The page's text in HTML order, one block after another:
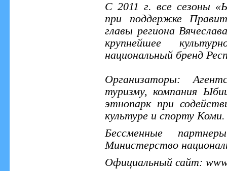
С 2011 г. все сезоны
при поддержке
главы региона
крупнейшее
национальный бренд
Организаторы:
туризму, компания
этнопарк при
культуре и спорту Коми.
Бессменные
Министерство
Официальный сайт: